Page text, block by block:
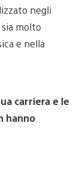
negli
molto
e nella
carriera e le
hanno